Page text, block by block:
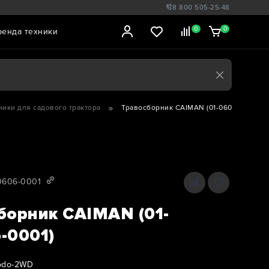
8 800 505-25-48
0 0
техники
для садового трактора Травосборник CAIMAN (01-060606-0001)
0001
CAIMAN (01-
0001)
2WD